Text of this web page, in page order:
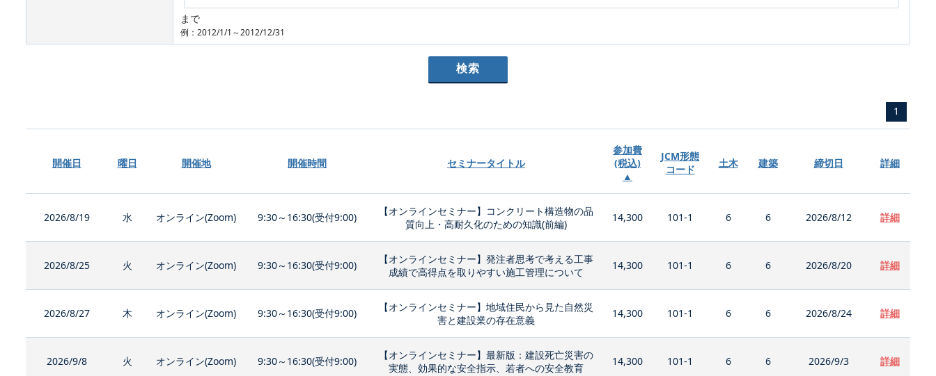
まで
例：2012/1/1～2012/12/31
1
開催日 曜日 開催地 開催時間 セミナータイトル
参加費
(税込)
▲
JCM形態
コード
土木 建築 締切日 詳細
2026/8/19 水 オンライン(Zoom) 9:30～16:30(受付9:00)
【オンラインセミナー】コンクリート構造物の品
質向上・高耐久化のための知識(前編)
14,300 101-1 6 6 2026/8/12 詳細
2026/8/25 火 オンライン(Zoom) 9:30～16:30(受付9:00)
【オンラインセミナー】発注者思考で考える工事
成績で高得点を取りやすい施工管理について
14,300 101-1 6 6 2026/8/20 詳細
2026/8/27 木 オンライン(Zoom) 9:30～16:30(受付9:00)
【オンラインセミナー】地域住民から見た自然災
害と建設業の存在意義
14,300 101-1 6 6 2026/8/24 詳細
2026/9/8 火 オンライン(Zoom) 9:30～16:30(受付9:00)
【オンラインセミナー】最新版：建設死亡災害の
実態、効果的な安全指示、若者への安全教育
14,300 101-1 6 6 2026/9/3 詳細